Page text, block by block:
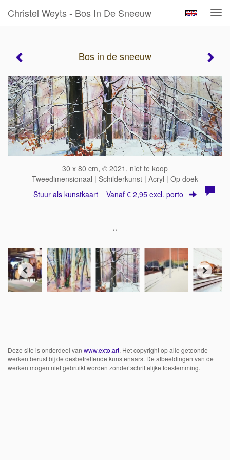
Christel Weyts - Bos In De Sneeuw
Bos in de sneeuw
30 x 80 cm, © 2021, niet te koop
Tweedimensionaal | Schilderkunst | Acryl | Op doek
Stuur als kunstkaart Vanaf € 2,95 excl. porto
..
Deze site is onderdeel van www.exto.art. Het copyright op alle getoonde
werken berust bij de desbetreffende kunstenaars. De afbeeldingen van de
werken mogen niet gebruikt worden zonder schriftelijke toestemming.